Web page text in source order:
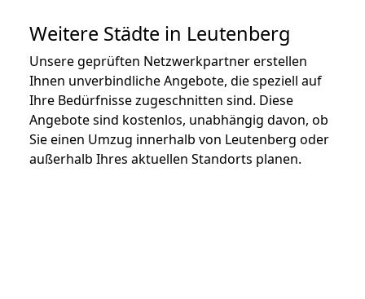
Weitere Städte in Leutenberg
Unsere geprüften Netzwerkpartner erstellen
Ihnen unverbindliche Angebote, die speziell auf
Ihre Bedürfnisse zugeschnitten sind. Diese
Angebote sind kostenlos, unabhängig davon, ob
Sie einen Umzug innerhalb von Leutenberg oder
außerhalb Ihres aktuellen Standorts planen.